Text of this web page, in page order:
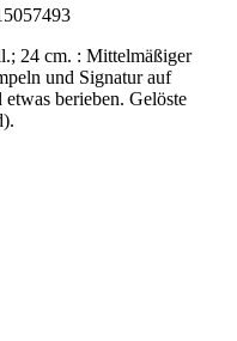
24 cm. : Mittelmäßiger
und Signatur auf
berieben. Gelöste